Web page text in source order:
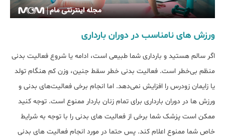
ورزش های نامناسب در دوران بارداری
اگر سالم هستید و بارداری شما طبیعی است، ادامه یا شروع فعالیت بدنی
منظم بی‌خطر است. فعالیت بدنی خطر سقط جنین، وزن کم هنگام تولد
یا زایمان زودرس را افزایش نمی‌دهد. اما انجام برخی فعالیت‌های بدنی و
ورزش ها در دوران بارداری برای تمام زنان باردار ممنوع است. توجه کنید
ممکن است پزشک شما برخی از فعالیت های بدنی را با توجه به شرایط
خاص شما ممنوع اعلام کند. پس حتما در مورد انجام فعالیت های بدنی